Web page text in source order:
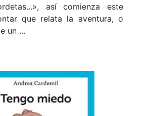
así comienza este
que relata la aventura, o
un ...